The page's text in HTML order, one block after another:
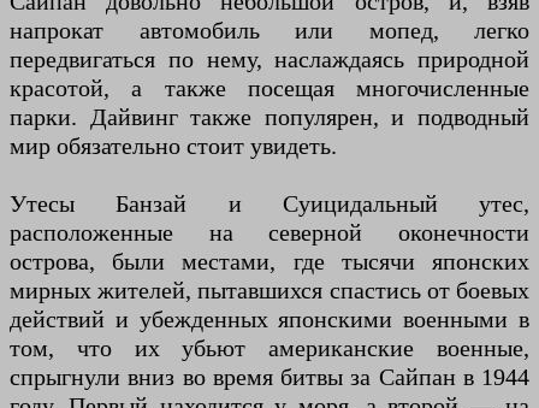
напрокат автомобиль или мопед, легко
передвигаться по нему, наслаждаясь природной
красотой, а также посещая многочисленные
парки. Дайвинг также популярен, и подводный
мир обязательно стоит увидеть.
Утесы Банзай и Суицидальный утес,
расположенные на северной оконечности
острова, были местами, где тысячи японских
мирных жителей, пытавшихся спастись от боевых
действий и убежденных японскими военными в
том, что их убьют американские военные,
спрыгнули вниз во время битвы за Сайпан в 1944